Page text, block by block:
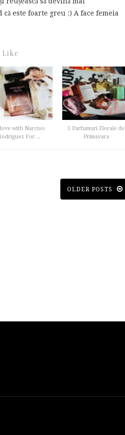
este foarte greu :) A face femeia
Like
with Narciso
For ...
5 Parfumuri Florale de
Primavara
OLDER POSTS